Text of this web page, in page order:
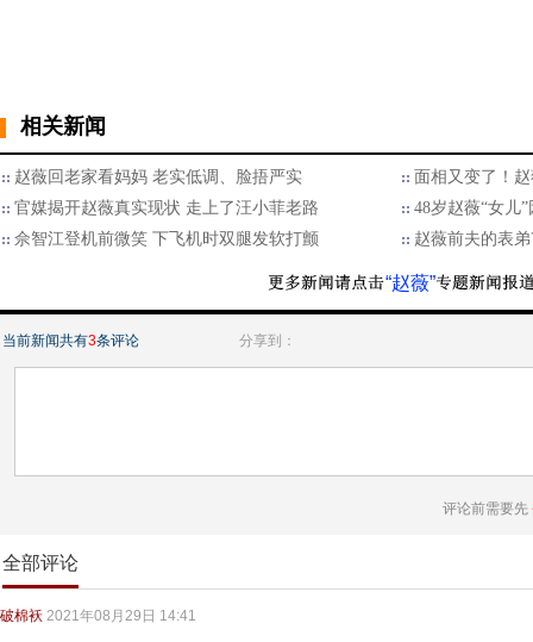
相关新闻
赵薇回老家看妈妈 老实低调、脸捂严实
面相又变了！
官媒揭开赵薇真实现状 走上了汪小菲老路
48岁赵薇“女儿
佘智江登机前微笑 下飞机时双腿发软打颤
赵薇前夫的表
“赵薇”
当前新闻共有3条评论 分享到：
评论前需要先
全部评论
破棉袄 2021年08月29日 14:41